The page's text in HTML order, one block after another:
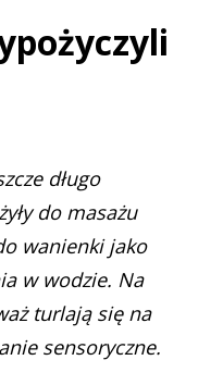
długo
do masażu
wanienki jako
w wodzie. Na
turlają się na
sensoryczne.